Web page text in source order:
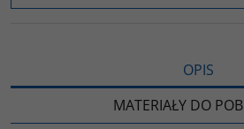
k
k
s
OPIS
MATERIAŁY DO